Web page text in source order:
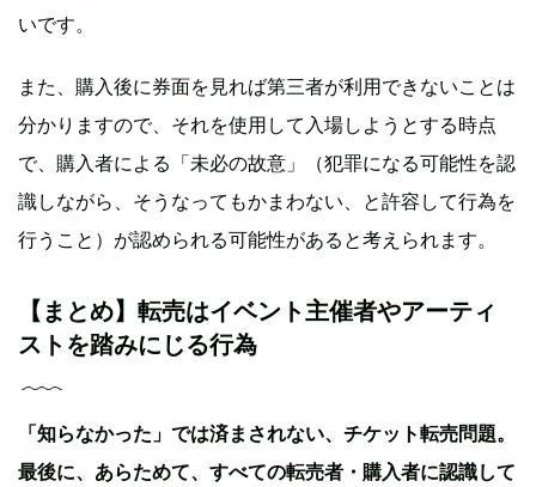
いです。
また、購入後に券面を見れば第三者が利用できないことは
分かりますので、それを使用して入場しようとする時点
で、購入者による「未必の故意」（犯罪になる可能性を認
識しながら、そうなってもかまわない、と許容して行為を
行うこと）が認められる可能性があると考えられます。
【まとめ】転売はイベント主催者やアーティ
ストを踏みにじる行為
「知らなかった」では済まされない、チケット転売問題。
最後に、あらためて、すべての転売者・購入者に認識して